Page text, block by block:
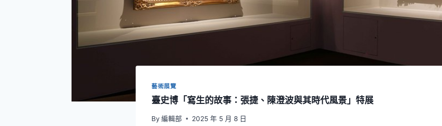
藝術展覽
臺史博「寫生的故事：張捷、陳澄波與其時代風景」特展
By 編輯部 2025 年 5 月 8 日